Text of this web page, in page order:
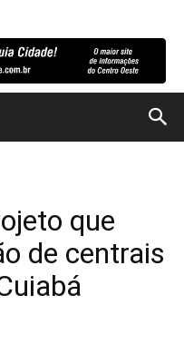
que
de centrais